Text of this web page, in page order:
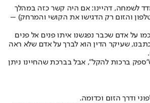
לשמחה, דהיינו: אם היה קשר כזה במהלך
והזום רק הדגישו את הקושי והמרחק) –
על אדם שכבר נפגשנו איתו פנים אל פנים
שעיקר הדין הוא לברך על אדם שלא ראה
ברכות להקל", אבל בברכת שהחיינו ניתן
ודרך הזום וכדומה.